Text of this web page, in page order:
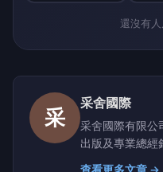
還沒有
采
采舍國際
采舍國際有限公
出版及專業總經
是未來潮流的